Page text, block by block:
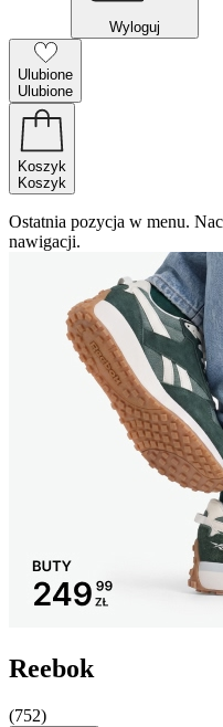
Wyloguj
Ulubione
Ulubione
Koszyk
Koszyk
Ostatnia pozycja w menu.
nawigacji.
Reebok
(752)